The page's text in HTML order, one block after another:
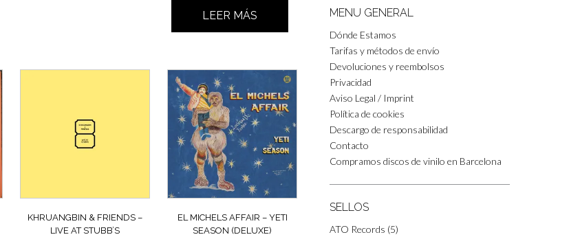
LEER MÁS
KHRUANGBIN & FRIENDS –
LIVE AT STUBB’S
EL MICHELS AFFAIR – YETI
SEASON (DELUXE)
MENU GENERAL
Dónde Estamos
Tarifas y métodos de envío
Devoluciones y reembolsos
Privacidad
Aviso Legal / Imprint
Política de cookies
Descargo de responsabilidad
Contacto
Compramos discos de vinilo en Barcelona
SELLOS
ATO Records (5)